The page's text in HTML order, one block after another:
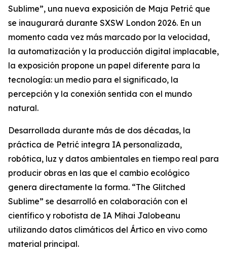
Sublime”, una nueva exposición de Maja Petrić que
se inaugurará durante SXSW London 2026. En un
momento cada vez más marcado por la velocidad,
la automatización y la producción digital implacable,
la exposición propone un papel diferente para la
tecnología: un medio para el significado, la
percepción y la conexión sentida con el mundo
natural.
Desarrollada durante más de dos décadas, la
práctica de Petrić integra IA personalizada,
robótica, luz y datos ambientales en tiempo real para
producir obras en las que el cambio ecológico
genera directamente la forma. “The Glitched
Sublime” se desarrolló en colaboración con el
científico y robotista de IA Mihai Jalobeanu
utilizando datos climáticos del Ártico en vivo como
material principal.